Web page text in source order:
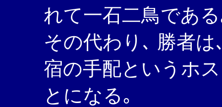
れて一石二鳥であ
その代わり､ 勝者
宿の手配というホ
とになる｡